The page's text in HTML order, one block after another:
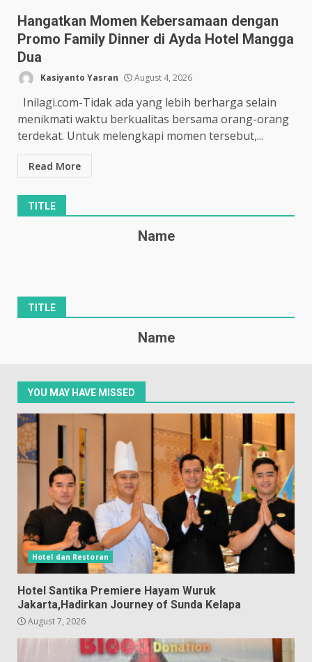
Hangatkan Momen Kebersamaan dengan
Promo Family Dinner di Ayda Hotel Mangga
Dua
Kasiyanto Yasran August 4, 2026
Inilagi.com-Tidak ada yang lebih berharga selain
menikmati waktu berkualitas bersama orang-orang
terdekat. Untuk melengkapi momen tersebut,...
Read More
TITLE
Name
TITLE
Name
YOU MAY HAVE MISSED
Hotel dan Restoran
Hotel Santika Premiere Hayam Wuruk
Jakarta,Hadirkan Journey of Sunda Kelapa
August 7, 2026